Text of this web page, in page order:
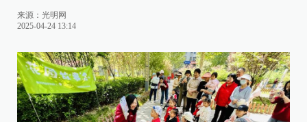
来源： 光明网
2025-04-24 13:14